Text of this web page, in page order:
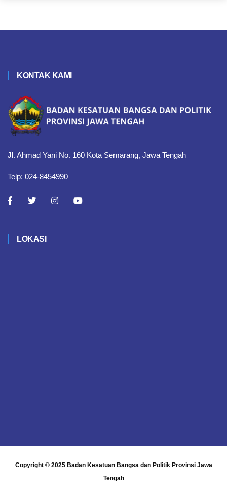
KONTAK KAMI
Jl. Ahmad Yani No. 160 Kota Semarang, Jawa Tengah
Telp: 024-8454990
LOKASI
Copyright © 2025 Badan Kesatuan Bangsa dan Politik Provinsi Jawa
Tengah